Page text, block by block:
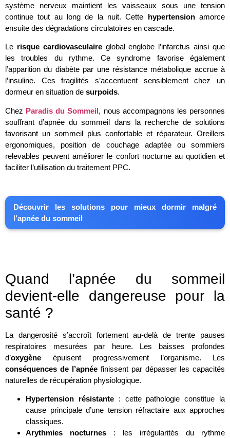
système nerveux maintient les vaisseaux sous une tension
continue tout au long de la nuit. Cette hypertensionamorce
ensuite des dégradations circulatoires en cascade.
Le risque cardiovasculaireglobal englobe l’infarctus ainsi que
les troubles du rythme. Ce syndrome favorise également
l’apparition du diabète par une résistance métabolique accrue à
l’insuline. Ces fragilités s’accentuent sensiblement chez un
dormeur en situation de surpoids.
Chez Paradis du Sommeil, nous accompagnons les personnes
souffrant d’apnée du sommeil dans la recherche de solutions
favorisant un sommeil plus confortable et réparateur. Oreillers
ergonomiques, position de couchage adaptée ou sommiers
relevables peuvent améliorer le confort nocturne au quotidien et
faciliter l’utilisation du traitement PPC.
Découvrir les solutions pour mieux dormir malgré
l’apnée du sommeil
Quand l’apnée du sommeil
devient-elle dangereuse pour la
santé ?
La dangerosité s’accroît fortement au-delà de trente pauses
respiratoires mesurées par heure. Les baisses profondes
d’oxygène épuisent progressivement l’organisme. Les
conséquences de l’apnée finissent par dépasser les capacités
naturelles de récupération physiologique.
Hypertension résistante: cette pathologie constitue la
cause principale d’une tension réfractaire aux approches
classiques.
Arythmies nocturnes : les irrégularités du rythme